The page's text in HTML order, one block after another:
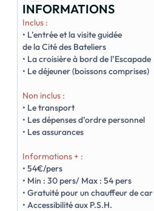
INFORMATIONS
Inclus :
• L’entrée et la visite guidée
de la Cité des Bateliers
• La croisière à bord de l’Escapade
• Le déjeuner (boissons comprises)
Non inclus :
• Le transport
• Les dépenses d’ordre personnel
• Les assurances
Informations + :
• 54€/pers
• Min : 30 pers/ Max : 54 pers
• Gratuité pour un chauffeur de car
• Accessibilité aux P.S.H.